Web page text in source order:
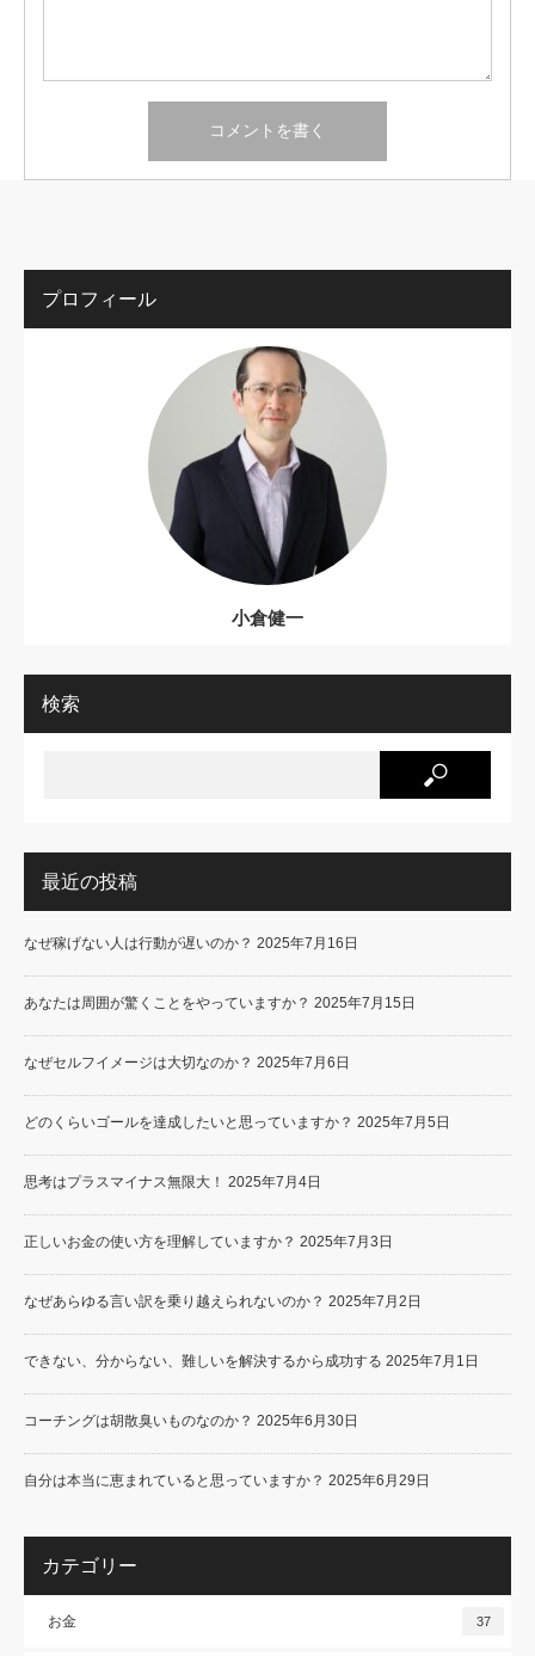
プロフィール
小倉健一
検索
最近の投稿
なぜ稼げない人は行動が遅いのか？ 2025年7月16日
あなたは周囲が驚くことをやっていますか？ 2025年7月15日
なぜセルフイメージは大切なのか？ 2025年7月6日
どのくらいゴールを達成したいと思っていますか？ 2025年7月5日
思考はプラスマイナス無限大！ 2025年7月4日
正しいお金の使い方を理解していますか？ 2025年7月3日
なぜあらゆる言い訳を乗り越えられないのか？ 2025年7月2日
できない、分からない、難しいを解決するから成功する 2025年7月1日
コーチングは胡散臭いものなのか？ 2025年6月30日
自分は本当に恵まれていると思っていますか？ 2025年6月29日
カテゴリー
お金 37